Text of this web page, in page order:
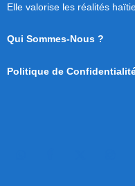
Elle valorise les réalités
Qui Sommes-Nous ?
Politique de